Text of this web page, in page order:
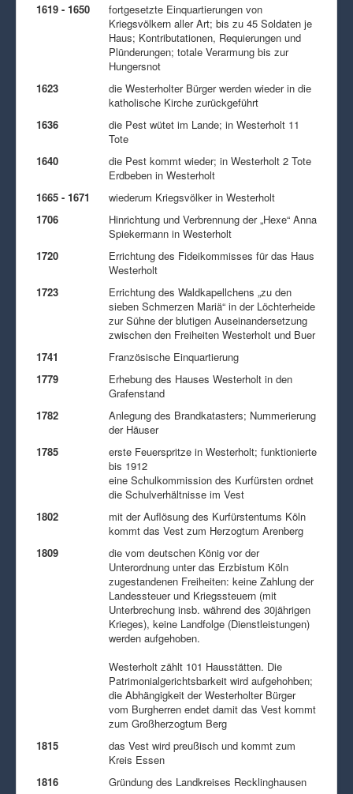
1619 - 1650
fortgesetzte Einquartierungen von
Kriegsvölkern aller Art; bis zu 45 Soldaten je
Haus; Kontributationen, Requierungen und
Plünderungen; totale Verarmung bis zur
Hungersnot
1623
die Westerholter Bürger werden wieder in die
katholische Kirche zurückgeführt
1636
die Pest wütet im Lande; in Westerholt 11
Tote
1640
die Pest kommt wieder; in Westerholt 2 Tote
Erdbeben in Westerholt
1665 - 1671
wiederum Kriegsvölker in Westerholt
1706
Hinrichtung und Verbrennung der „Hexe“ Anna
Spiekermann in Westerholt
1720
Errichtung des Fideikommisses für das Haus
Westerholt
1723
Errichtung des Waldkapellchens „zu den
sieben Schmerzen Mariä“ in der Löchterheide
zur Sühne der blutigen Auseinandersetzung
zwischen den Freiheiten Westerholt und Buer
1741
Französische Einquartierung
1779
Erhebung des Hauses Westerholt in den
Grafenstand
1782
Anlegung des Brandkatasters; Nummerierung
der Häuser
1785
erste Feuerspritze in Westerholt; funktionierte
bis 1912
eine Schulkommission des Kurfürsten ordnet
die Schulverhältnisse im Vest
1802
mit der Auflösung des Kurfürstentums Köln
kommt das Vest zum Herzogtum Arenberg
1809
die vom deutschen König vor der
Unterordnung unter das Erzbistum Köln
zugestandenen Freiheiten: keine Zahlung der
Landessteuer und Kriegssteuern (mit
Unterbrechung insb. während des 30jährigen
Krieges), keine Landfolge (Dienstleistungen)
werden aufgehoben.
Westerholt zählt 101 Hausstätten. Die
Patrimonialgerichtsbarkeit wird aufgehohben;
die Abhängigkeit der Westerholter Bürger
vom Burgherren endet damit das Vest kommt
zum Großherzogtum Berg
1815
das Vest wird preußisch und kommt zum
Kreis Essen
1816
Gründung des Landkreises Recklinghausen